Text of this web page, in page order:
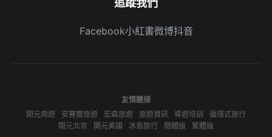
追蹤我們
Facebook小紅書微博抖音
友情鏈接
開元周遊
安賽爾旅遊 宏森旅遊 旅遊資訊 導遊培訓
循環式旅行
開元北京
開元美國 冰島旅行 簡體版 繁體版